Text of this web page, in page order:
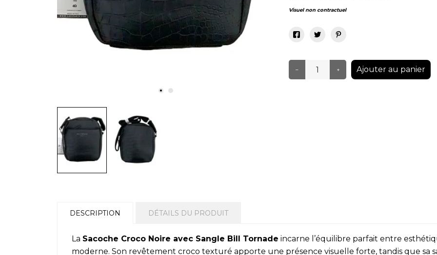
Visuel non contractuel
– + Ajouter au panier
DESCRIPTION DÉTAILS DU PRODUIT
La Sacoche Croco Noire avec Sangle Bill Tornade incarne l’équilibre parfait entre
moderne. Son revêtement croco texturé apporte une présence visuelle forte, tandis que sa